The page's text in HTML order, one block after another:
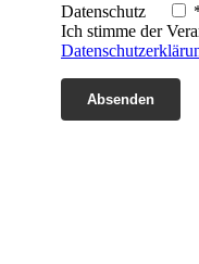
Datenschutz
Ich stimme der